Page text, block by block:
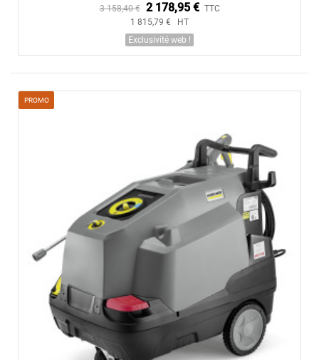
3 158,40 € 2 178,95 € TTC
1 815,79 € HT
Exclusivité web !
PROMO